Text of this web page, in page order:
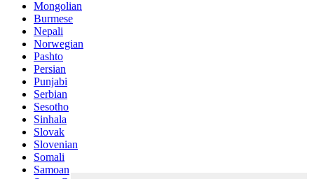
Mongolian
Burmese
Nepali
Norwegian
Pashto
Persian
Punjabi
Serbian
Sesotho
Sinhala
Slovak
Slovenian
Somali
Samoan